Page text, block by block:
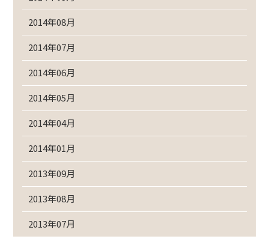
2014年08月
2014年07月
2014年06月
2014年05月
2014年04月
2014年01月
2013年09月
2013年08月
2013年07月